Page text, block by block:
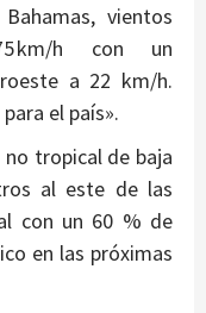
vientos
km/h con un
a 22 km/h.
el país».
tropical de baja
al este de las
con un 60 % de
en las próximas